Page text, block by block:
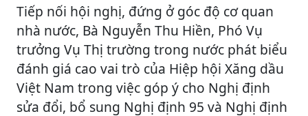
Tiếp nối hội nghị, đứng ở góc độ cơ quan
nhà nước, Bà Nguyễn Thu Hiền, Phó Vụ
trưởng Vụ Thị trường trong nước phát biểu
đánh giá cao vai trò của Hiệp hội Xăng dầu
Việt Nam trong việc góp ý cho Nghị định
sửa đổi, bổ sung Nghị định 95 và Nghị định